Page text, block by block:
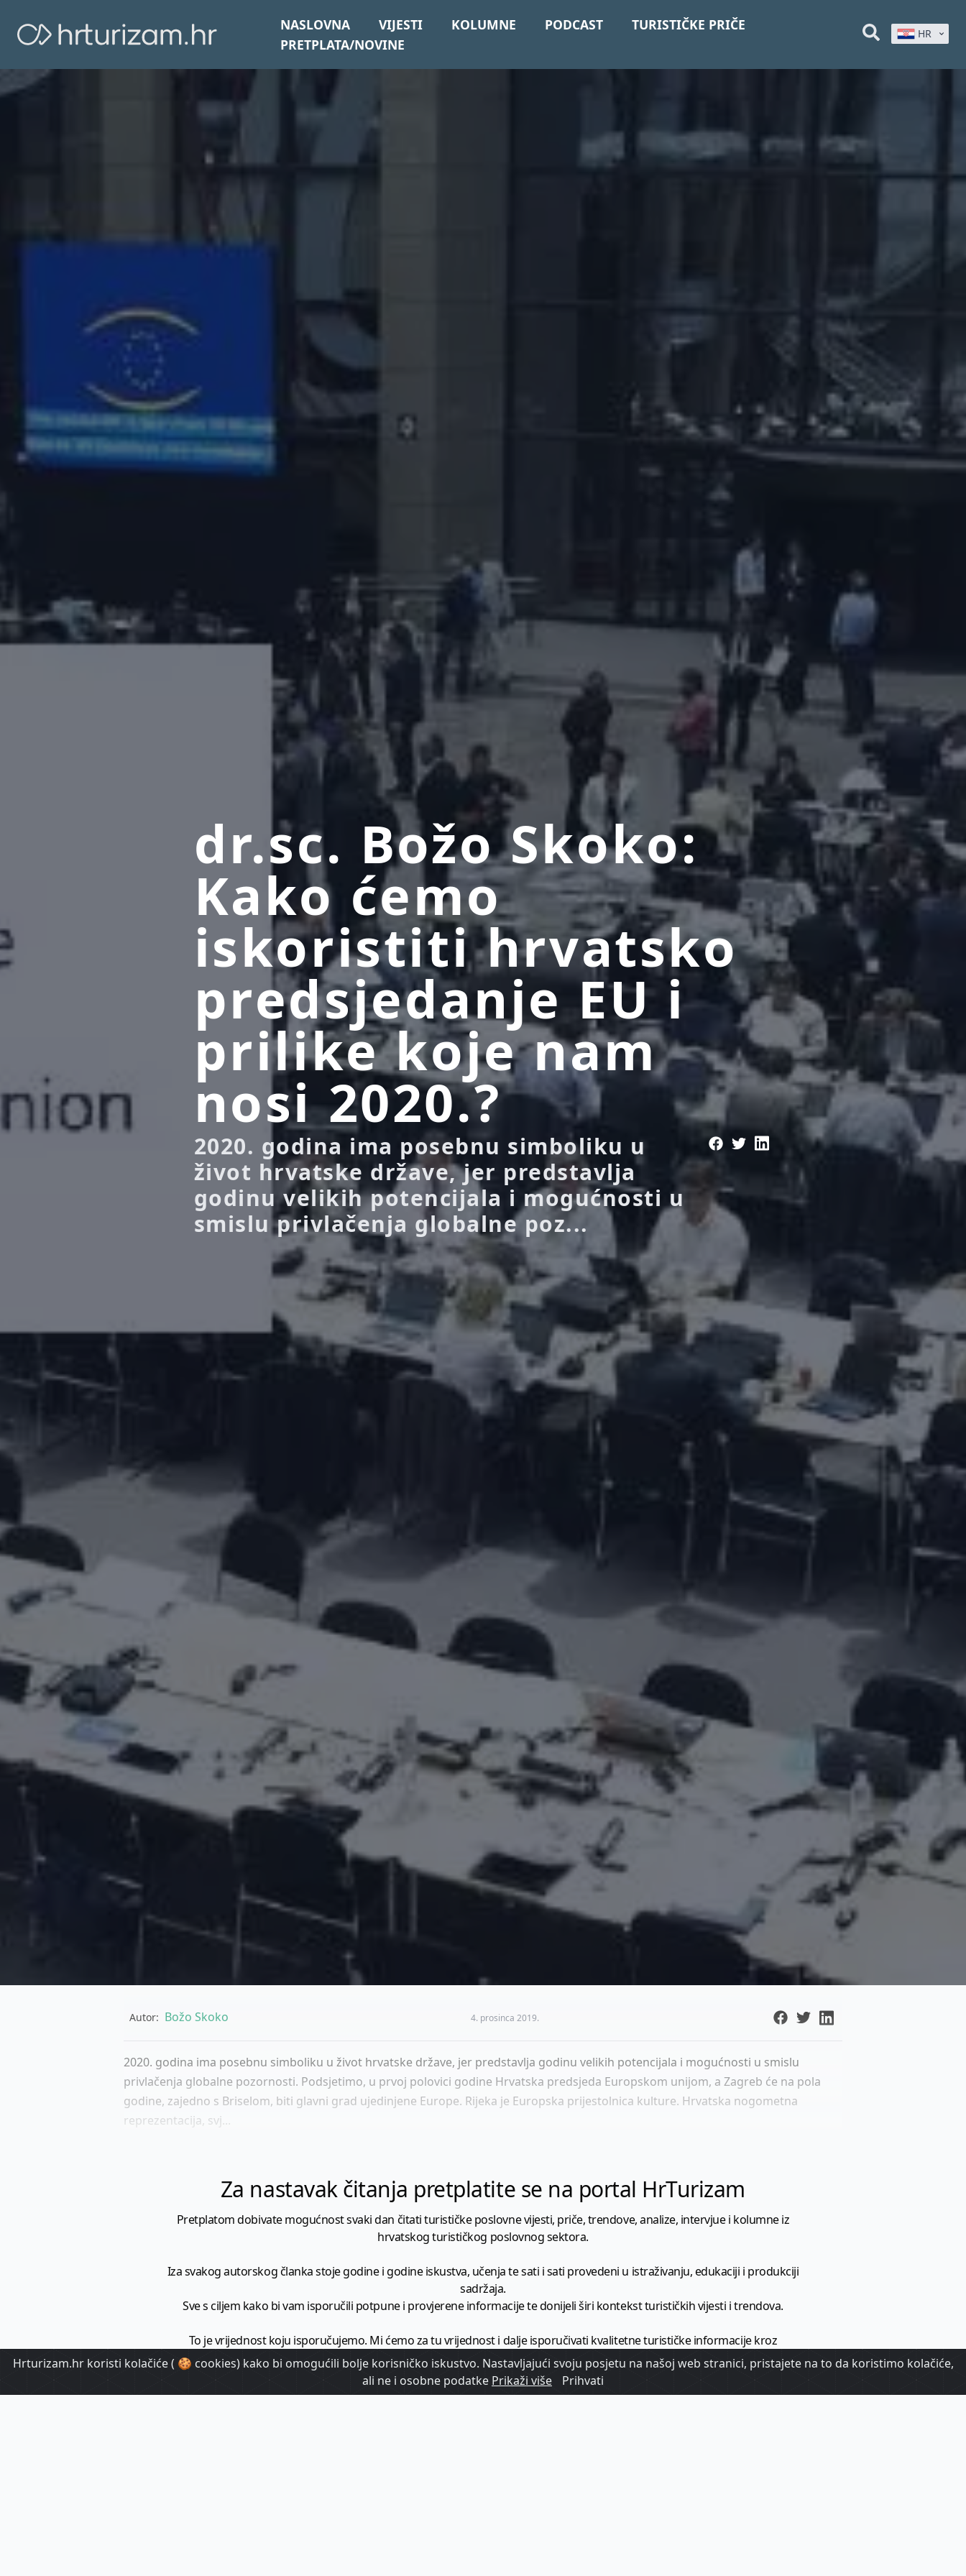
NASLOVNA VIJESTI KOLUMNE PODCAST
TURISTIČKE PRIČE
PRETPLATA/NOVINE
HR
dr.sc. Božo Skoko:
Kako ćemo
iskoristiti hrvatsko
predsjedanje EU i
prilike koje nam
nosi 2020.?
2020. godina ima posebnu simboliku u
život hrvatske države, jer predstavlja
godinu velikih potencijala i mogućnosti u
smislu privlačenja globalne poz...
Autor: Božo Skoko 4. prosinca 2019.
2020. godina ima posebnu simboliku u život hrvatske države, jer predstavlja godinu velikih potencijala i mogućnosti u smislu
privlačenja globalne pozornosti. Podsjetimo, u prvoj polovici godine Hrvatska predsjeda Europskom unijom, a Zagreb će na pola
godine, zajedno s Briselom, biti glavni grad ujedinjene Europe. Rijeka je Europska prijestolnica kulture. Hrvatska nogometna
reprezentacija, svj...
Za nastavak čitanja pretplatite se na portal HrTurizam
Pretplatom dobivate mogućnost svaki dan čitati turističke poslovne vijesti, priče, trendove, analize, intervjue i kolumne iz
hrvatskog turističkog poslovnog sektora.
Iza svakog autorskog članka stoje godine i godine iskustva, učenja te sati i sati provedeni u istraživanju, edukaciji i produkciji
sadržaja.
Sve s ciljem kako bi vam isporučili potpune i provjerene informacije te donijeli širi kontekst turističkih vijesti i trendova.
To je vrijednost koju isporučujemo. Mi ćemo za tu vrijednost i dalje isporučivati kvalitetne turističke informacije kroz
minimalno1728 članaka godišnje
HrTurizam - vaš izvor informacija iz poslovnog svijeta hrvatskog turizma.
Hrturizam.hr koristi kolačiće ( 🍪 cookies) kako bi omogućili bolje korisničko iskustvo. Nastavljajući svoju posjetu na našoj web stranici, pristajete na to da koristimo kolačiće,
ali ne i osobne podatke Prikaži više Prihvati